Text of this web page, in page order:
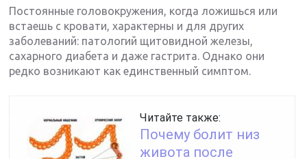
Постоянные головокружения, когда ложишься или
встаешь с кровати, характерны и для других
заболеваний: патологий щитовидной железы,
сахарного диабета и даже гастрита. Однако они
редко возникают как единственный симптом.
Читайте также:
Почему болит низ
живота после